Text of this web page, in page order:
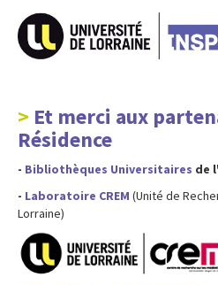
Et merci aux
Résidence
- Bibliothèques Universitaires de
- Laboratoire CREM (Unité de
Lorraine)